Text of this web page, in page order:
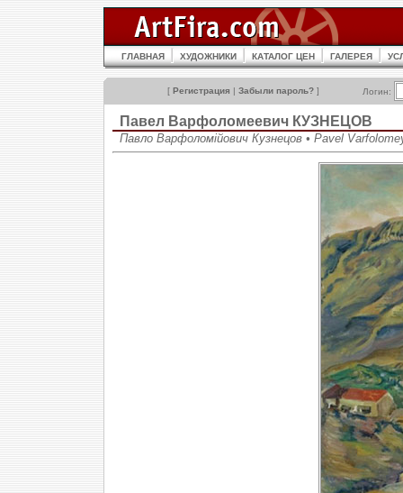
ГЛАВНАЯ ХУДОЖНИКИ КАТАЛОГ ЦЕН ГАЛЕРЕЯ
[ Регистрация | Забыли пароль? ] Логин:
Павел Варфоломеевич КУЗНЕЦОВ
Павло Варфоломійович Кузнецов • Pavel